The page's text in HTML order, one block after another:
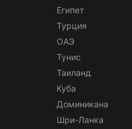
Египет
Турция
ОАЭ
Тунис
Таиланд
Куба
Доминикана
Шри-Ланка